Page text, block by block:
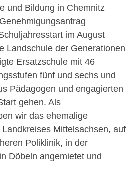
und Bildung in Chemnitz
im August
Landschule der Generationen
Ersatzschule mit 46
fünf und sechs und
Pädagogen und engagierten
gehen. Als
wir das ehemalige
Mittelsachsen, auf
Poliklinik, in der
Döbeln angemietet und